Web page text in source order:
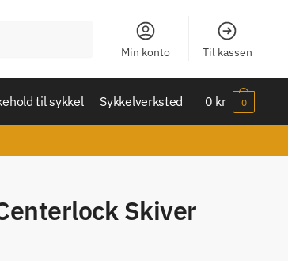
Min konto Til kassen
til sykkel Sykkelverksted 0 kr 0
Skiver